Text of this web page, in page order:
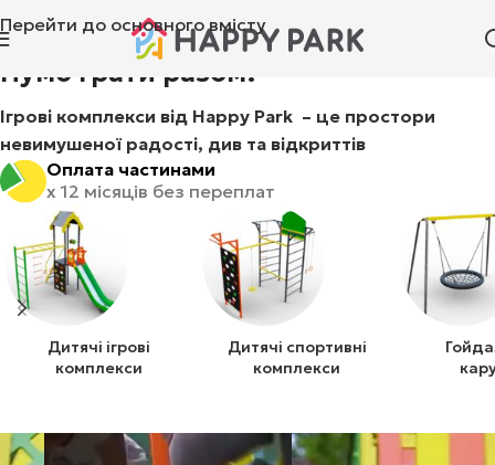
Перейти до основного вмісту
Нумо грати разом!
Ігрові комплекси від Happy Park – це простори
невимушеної радості, див та відкриттів
Оплата частинами
x 12 місяців без переплат
Дитячі ігрові
комплекси
Дитячі спортивні
комплекси